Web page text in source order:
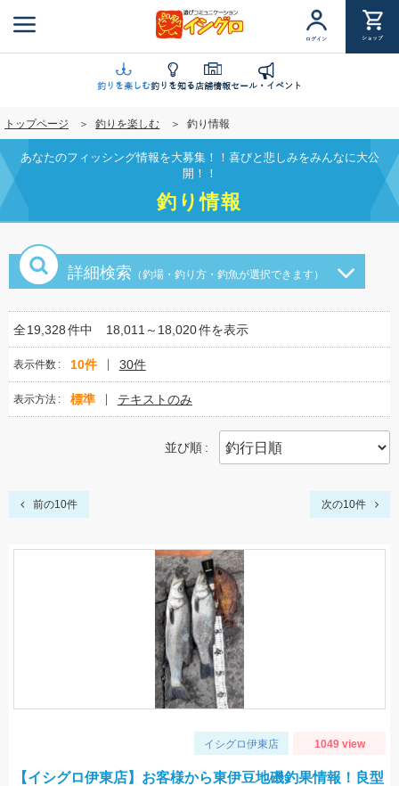
ン
に
移
動
ログイン ショップ
釣りを楽しむ釣りを知る店舗情報セール・イベント
トップページ 釣りを楽しむ 釣り情報
あなたのフィッシング情報を大募集！！喜びと悲しみをみんなに大公
開！！
釣り情報
詳細検索 （釣場・釣り方・釣魚が選択できます）
全19,328件中 18,011～18,020件を表示
表示件数 10件 30件
表示方法 標準 テキストのみ
並び順
前の10件 次の10件
イシグロ伊東店 1049 view
【イシグロ伊東店】お客様から東伊豆地磯釣果情報！良型